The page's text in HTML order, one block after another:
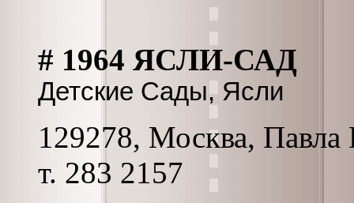
# 1964 ЯСЛИ-САД
Детские Сады, Ясли
129278, Москва, Павла
т. 283 2157